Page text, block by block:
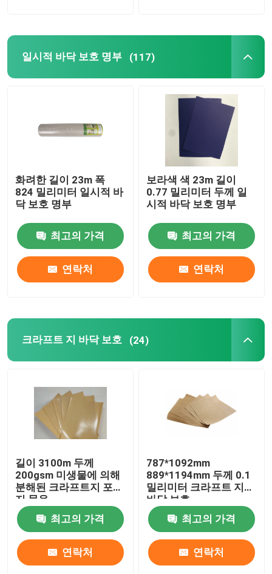
일시적 바닥 보호 명부 (117)
화려한 길이 23m 폭
824 밀리미터 일시적 바
닥 보호 명부
최고의 가격
연락처
보라색 색 23m 길이
0.77 밀리미터 두께 일
시적 바닥 보호 명부
최고의 가격
연락처
크라프트 지 바닥 보호 (24)
길이 3100m 두께
200gsm 미생물에 의해
분해된 크라프트지 포장
지 묶음
최고의 가격
연락처
787*1092mm
889*1194mm 두께 0.1
밀리미터 크라프트 지
바닥 보호
최고의 가격
연락처